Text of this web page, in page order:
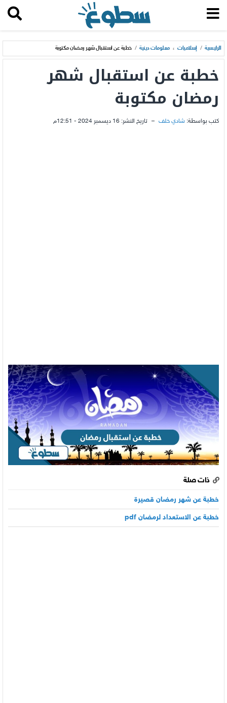
الرئيسية / إسلاميات ، معلومات دينية / خطبة عن استقبال شهر رمضان مكتوبة
خطبة عن استقبال شهر
رمضان مكتوبة
كتب بواسطة: شادي خلف – تاريخ النشر: 16 ديسمبر 2024 - 12:51م
ذات صلة
خطبة عن شهر رمضان قصيرة
خطبة عن الاستعداد لرمضان pdf